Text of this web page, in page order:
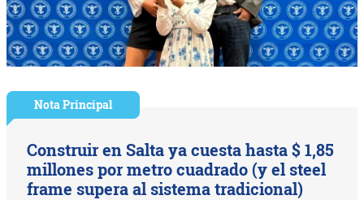
Nota Principal
Construir en Salta ya cuesta hasta $ 1,85
millones por metro cuadrado (y el steel
frame supera al sistema tradicional)